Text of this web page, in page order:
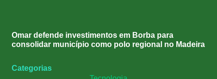
Omar defende investimentos em Borba para
consolidar município como polo regional no Madeira
Categorias